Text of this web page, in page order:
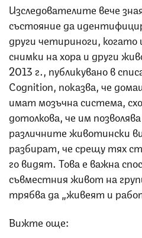
Изследователите вече
състояние да
други четириноги,
снимки на хора и други
2013 г., публикувано в
Cognition, показва, че
имат мозъчна система,
дотолкова, че им
различните животински
разбират, че срещу тях
го видят. Това е важна
съвместния живот на
трябва да „живеят и
Вижте още: